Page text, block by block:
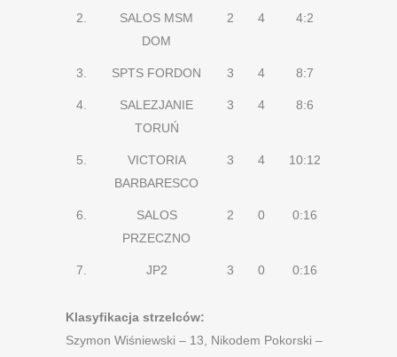
2.
SALOS MSM
DOM
2 4 4:2
3. SPTS FORDON 3 4 8:7
4.
SALEZJANIE
TORUŃ
3 4 8:6
5.
VICTORIA
BARBARESCO
3 4 10:12
6.
SALOS
PRZECZNO
2 0 0:16
7. JP2 3 0 0:16
Klasyfikacja strzelców:
Szymon Wiśniewski – 13, Nikodem Pokorski –